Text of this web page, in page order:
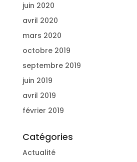
juin 2020
avril 2020
mars 2020
octobre 2019
septembre 2019
juin 2019
avril 2019
février 2019
Catégories
Actualité